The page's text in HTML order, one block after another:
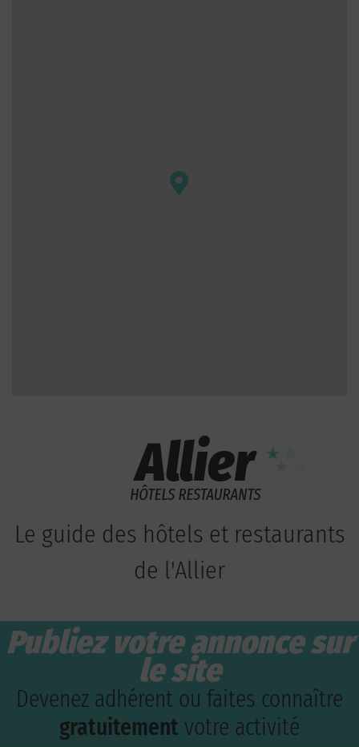
Le guide des hôtels et restaurants
de l'Allier
Publiez votre annonce sur
le site
Devenez adhérent ou faites connaître
gratuitement votre activité